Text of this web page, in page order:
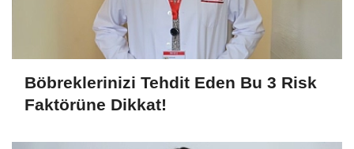
Böbreklerinizi Tehdit Eden Bu 3 Risk
Faktörüne Dikkat!